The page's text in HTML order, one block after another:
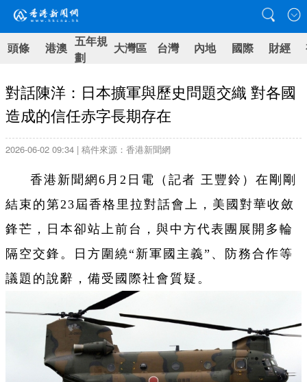
頭條 港澳 五年規
劃
大灣區 台灣 內地 國際 財經
對話陳洋：日本擴軍與歷史問題交織 對各國
造成的信任赤字長期存在
2026-06-02 09:34 | 稿件來源：香港新聞網
香港新聞網6月2日電（記者 王豐鈴）在剛剛
結束的第23屆香格里拉對話會上，美國對華收斂
鋒芒，日本卻站上前台，與中方代表團展開多輪
隔空交鋒。日方圍繞“新軍國主義”、防務合作等
議題的說辭，備受國際社會質疑。